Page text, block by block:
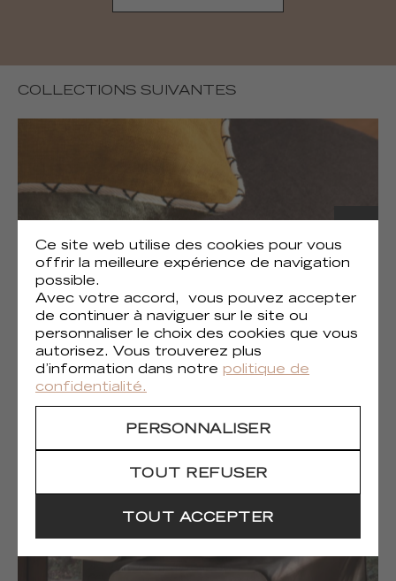
COLLECTIONS SUIVANTES
Gaia (1)
Ce site web utilise des cookies pour vous
offrir la meilleure expérience de navigation
possible.
Avec votre accord, vous pouvez accepter
de continuer à naviguer sur le site ou
personnaliser le choix des cookies que vous
autorisez. Vous trouverez plus
d’information dans notre politique de
confidentialité.
PERSONNALISER
TOUT REFUSER
TOUT ACCEPTER